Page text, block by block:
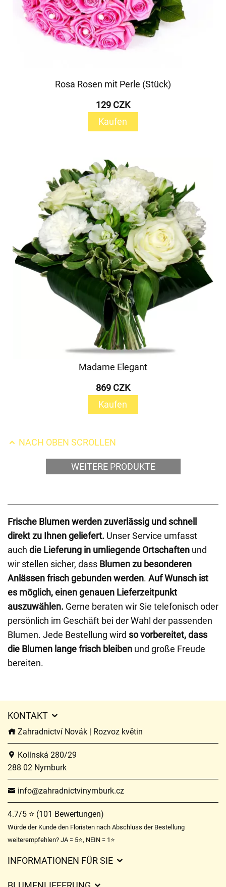
Rosa Rosen mit Perle (Stück)
129 CZK
Kaufen
Madame Elegant
869 CZK
Kaufen
NACH OBEN SCROLLEN
WEITERE PRODUKTE
Frische Blumen werden zuverlässig und schnell
direkt zu Ihnen geliefert. Unser Service umfasst
auch die Lieferung in umliegende Ortschaften und
wir stellen sicher, dass Blumen zu besonderen
Anlässen frisch gebunden werden. Auf Wunsch ist
es möglich, einen genauen Lieferzeitpunkt
auszuwählen. Gerne beraten wir Sie telefonisch oder
persönlich im Geschäft bei der Wahl der passenden
Blumen. Jede Bestellung wird so vorbereitet, dass
die Blumen lange frisch bleiben und große Freude
bereiten.
KONTAKT
Zahradnictví Novák | Rozvoz květin
Kolínská 280/29
288 02 Nymburk
info@zahradnictvinymburk.cz
4.7/5 ⭐ (101 Bewertungen)
Würde der Kunde den Floristen nach Abschluss der Bestellung
weiterempfehlen? JA = 5⭐, NEIN = 1⭐
INFORMATIONEN FÜR SIE